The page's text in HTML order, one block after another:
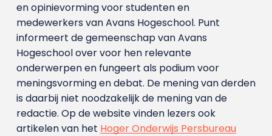
en opinievorming voor studenten en
medewerkers van Avans Hoge­school. Punt
informeert de gemeenschap van Avans
Hogeschool over voor hen relevante
onderwerpen en fungeert als podium voor
meningsvorming en debat. De mening van derden
is daarbij niet noodzakelijk de mening van de
redactie. Op de website vinden lezers ook
artikelen van het Hoger Onderwijs Persbureau